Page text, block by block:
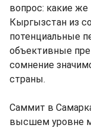
вопрос: какие
Кыргызстан из
потенциальные
объективные
сомнение
страны.
Саммит в
высшем уровне